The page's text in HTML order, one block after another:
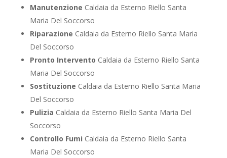
Manutenzione Caldaia da Esterno Riello Santa
Maria Del Soccorso
Riparazione Caldaia da Esterno Riello Santa Maria
Del Soccorso
Pronto Intervento Caldaia da Esterno Riello Santa
Maria Del Soccorso
Sostituzione Caldaia da Esterno Riello Santa Maria
Del Soccorso
Pulizia Caldaia da Esterno Riello Santa Maria Del
Soccorso
Controllo Fumi Caldaia da Esterno Riello Santa
Maria Del Soccorso